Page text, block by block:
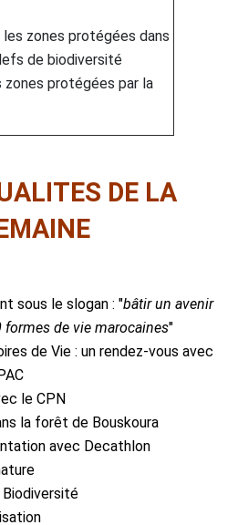
zones protégées dans
de biodiversité
zones protégées par la
DE LA
sous le slogan : "bâtir un avenir
de vie marocaines"
de Vie : un rendez-vous avec
le CPN
la forêt de Bouskoura
avec Decathlon
Biodiversité